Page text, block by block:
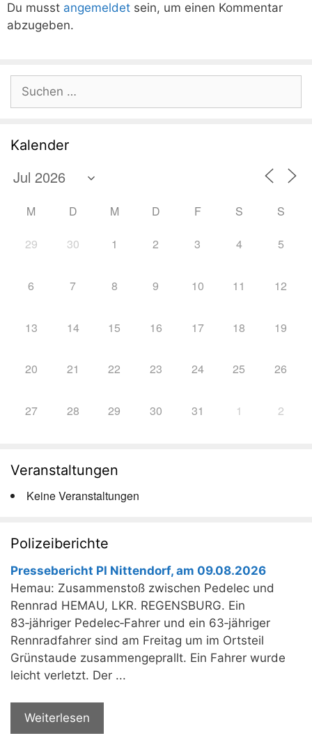
Du musst angemeldet sein, um einen Kommentar
abzugeben.
nach:
Kalender
M D M D F S S
29 30 1 2 3 4 5
6 7 8 9 10 11 12
13 14 15 16 17 18 19
20 21 22 23 24 25 26
27 28 29 30 31 1 2
Veranstaltungen
Keine Veranstaltungen
Polizeiberichte
Pressebericht PI Nittendorf, am 09.08.2026
Hemau: Zusammenstoß zwischen Pedelec und
Rennrad HEMAU, LKR. REGENSBURG. Ein
83‑jähriger Pedelec‑Fahrer und ein 63‑jähriger
Rennradfahrer sind am Freitag um im Ortsteil
Grünstaude zusammengeprallt. Ein Fahrer wurde
leicht verletzt. Der ...
Weiterlesen